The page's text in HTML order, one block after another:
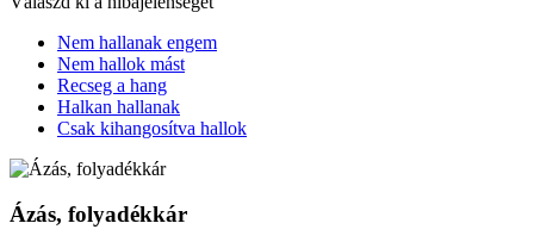
Nem hallanak engem
Nem hallok mást
Recseg a hang
Halkan hallanak
Csak kihangosítva hallok
Ázás, folyadékkár